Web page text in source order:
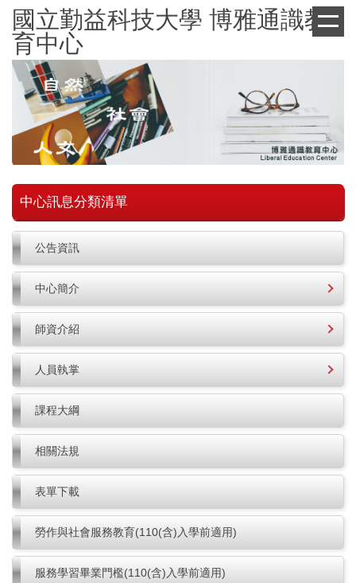
跳
到
主
要
內
國立勤益科技大學 博雅通識教
育中心
中心訊息分類清單
公告資訊
中心簡介
師資介紹
人員執掌
課程大綱
相關法規
表單下載
勞作與社會服務教育(110(含)入學前適用)
服務學習畢業門檻(110(含)入學前適用)